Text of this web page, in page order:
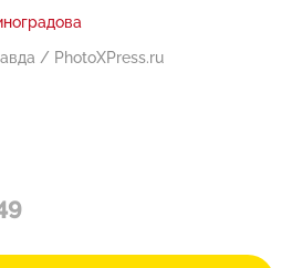
/ PhotoXPress.ru